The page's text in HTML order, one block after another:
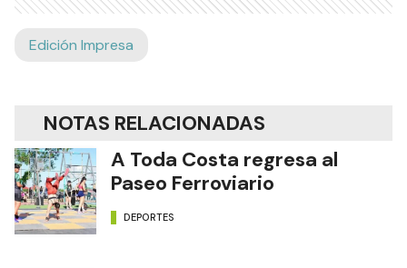
Edición Impresa
NOTAS RELACIONADAS
A Toda Costa regresa al
Paseo Ferroviario
DEPORTES